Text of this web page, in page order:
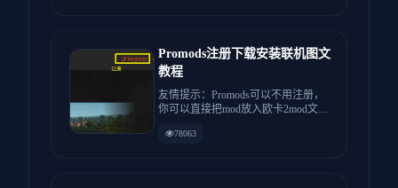
Promods注册下载安装联机图文
教程
友情提示：Promods可以不用注册，
你可以直接把mod放入欧卡2mod文件
78063